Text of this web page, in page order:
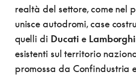
realtà del settore, come nel
unisce autodromi, case
quelli di Ducati e
esistenti sul territorio
promossa da Confindustria